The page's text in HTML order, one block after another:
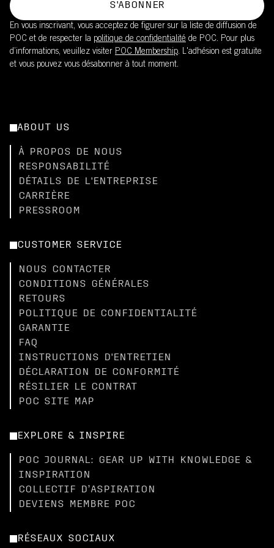
S'ABONNER
En vous inscrivant, vous acceptez de figurer sur la liste de diffusion de
POC et de respecter la politique de confidentialité de POC. Pour plus
d’informations, veuillez visiter POC Membership. L'adhésion est gratuite
et vous pouvez vous désabonner à tout moment.
ABOUT US
À PROPOS DE NOUS
RESPONSABILITÉ
DÉTAILS DE L'ENTREPRISE
CARRIÈRE
PRESSROOM
CUSTOMER SERVICE
NOUS CONTACTER
CONDITIONS GÉNÉRALES
RETOURS
POLITIQUE DE CONFIDENTIALITÉ
GARANTIE
FAQ
INSTRUCTIONS D'ENTRETIEN
DÉCLARATION DE CONFORMITÉ
RÉSILIER LE CONTRAT
POC SITE MAP
EXPLORE & INSPIRE
POC JOURNAL: GEAR UP WITH KNOWLEDGE &
INSPIRATION
COLLECTIF D’ASPIRATION
DEVIENS MEMBRE POC
RÉSEAUX SOCIAUX